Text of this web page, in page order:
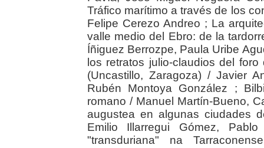
Tráfico marítimo a través de los
Felipe Cerezo Andreo ; La
valle medio del Ebro: de la
Íñiguez Berrozpe, Paula Uribe
los retratos julio-claudios del
(Uncastillo, Zaragoza) / Javier
Rubén Montoya González ;
romano / Manuel Martín-Bueno,
augustea en algunas ciudades
Emilio Illarregui Gómez,
"transduriana" na